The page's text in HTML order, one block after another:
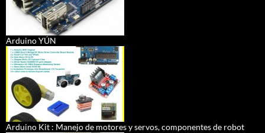
Arduino YÚN
Arduino Kit : Manejo de motores y servos, componentes de robot